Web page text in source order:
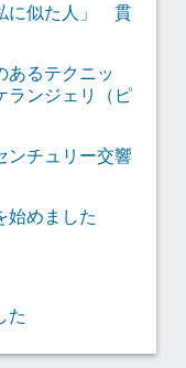
に似た人」 貫
あるテクニッ
ンジェリ（ピ
チュリー交響
めました
た